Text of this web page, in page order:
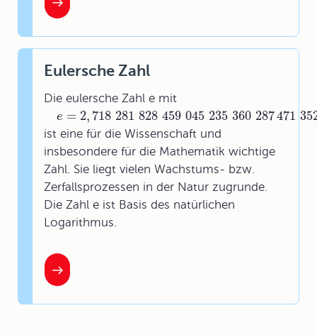
Eulersche Zahl
Die eulersche Zahl e mit
e = 2, 718 281 828 459 045 235 360 287471
ist eine für die Wissenschaft und
insbesondere für die Mathematik wichtige
Zahl. Sie liegt vielen Wachstums- bzw.
Zerfallsprozessen in der Natur zugrunde.
Die Zahl e ist Basis des natürlichen
Logarithmus.